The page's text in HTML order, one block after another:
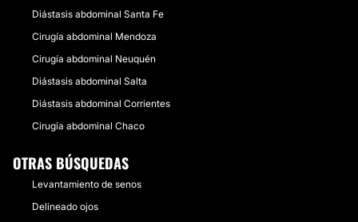
Diástasis abdominal Santa Fe
Cirugía abdominal Mendoza
Cirugía abdominal Neuquén
Diástasis abdominal Salta
Diástasis abdominal Corrientes
Cirugía abdominal Chaco
OTRAS BÚSQUEDAS
Levantamiento de senos
Delineado ojos